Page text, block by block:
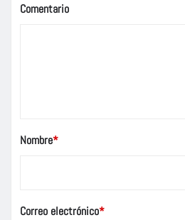
Comentario
Nombre*
Correo electrónico*